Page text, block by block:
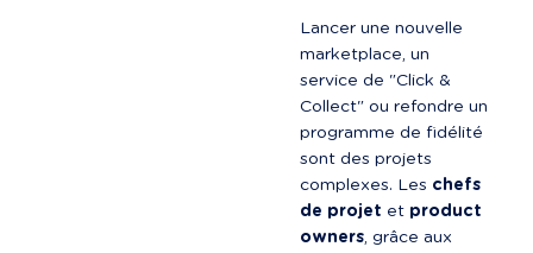
Lancer une nouvelle
marketplace, un
service de "Click &
Collect" ou refondre un
programme de fidélité
sont des projets
complexes. Les chefs
de projet et product
owners, grâce aux